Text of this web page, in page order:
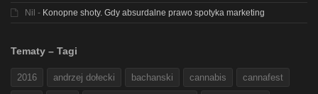
Nil - Konopne shoty. Gdy absurdalne prawo spotyka marketing
Tematy – Tagi
2016 andrzej dołecki bachanski cannabis cannafest